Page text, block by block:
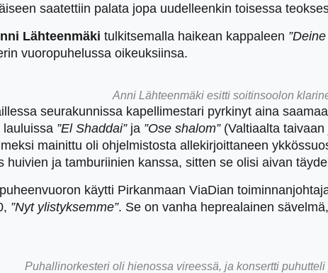
saatettiin palata jopa uudelleenkin toisessa
Lähteenmäki tulkitsemalla haikean kappaleen
vuoropuhelussa oikeuksiinsa.
Anni Lähteenmäki esitti soitinsoolon
seurakunnissa kapellimestari pyrkinyt aina
lauluissa ”El Shaddai”ja ”Ose shalom”(Valtiaalta taivaan
mainittu oli ohjelmistosta allekirjoittaneen
huivien ja tamburiinien kanssa, sitten se olisi aivan
käytti Pirkanmaan ViaDian
”Nyt ylistyksemme”. Se on vanha heprealainen
Puhallinorkesteri oli hienossa vireessä, ja konsertti